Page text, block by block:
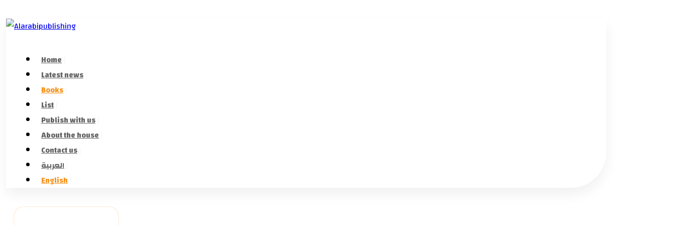
Home
Latest news
Books
List
Publish with us
About the house
Contact us
العربية
English